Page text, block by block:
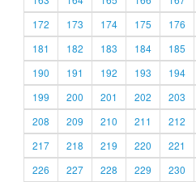
172
173 174 175 176
181
182 183 184 185
190
191 192 193 194
199
200 201 202 203
208
209 210 211 212
217
218 219 220 221
226
227 228 229 230